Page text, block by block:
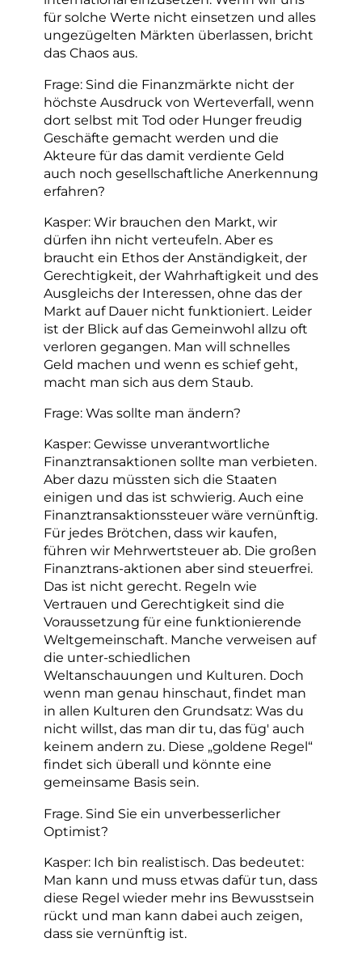
für solche Werte nicht einsetzen und alles
ungezügelten Märkten überlassen, bricht
das Chaos aus.
Frage: Sind die Finanzmärkte nicht der
höchste Ausdruck von Werteverfall, wenn
dort selbst mit Tod oder Hunger freudig
Geschäfte gemacht werden und die
Akteure für das damit verdiente Geld
auch noch gesellschaftliche Anerkennung
erfahren?
Kasper: Wir brauchen den Markt, wir
dürfen ihn nicht verteufeln. Aber es
braucht ein Ethos der Anständigkeit, der
Gerechtigkeit, der Wahrhaftigkeit und des
Ausgleichs der Interessen, ohne das der
Markt auf Dauer nicht funktioniert. Leider
ist der Blick auf das Gemeinwohl allzu oft
verloren gegangen. Man will schnelles
Geld machen und wenn es schief geht,
macht man sich aus dem Staub.
Frage: Was sollte man ändern?
Kasper: Gewisse unverantwortliche
Finanztransaktionen sollte man verbieten.
Aber dazu müssten sich die Staaten
einigen und das ist schwierig. Auch eine
Finanztransaktionssteuer wäre vernünftig.
Für jedes Brötchen, dass wir kaufen,
führen wir Mehrwertsteuer ab. Die großen
Finanztrans-aktionen aber sind steuerfrei.
Das ist nicht gerecht. Regeln wie
Vertrauen und Gerechtigkeit sind die
Voraussetzung für eine funktionierende
Weltgemeinschaft. Manche verweisen auf
die unter-schiedlichen
Weltanschauungen und Kulturen. Doch
wenn man genau hinschaut, findet man
in allen Kulturen den Grundsatz: Was du
nicht willst, das man dir tu, das füg' auch
keinem andern zu. Diese „goldene Regel“
findet sich überall und könnte eine
gemeinsame Basis sein.
Frage. Sind Sie ein unverbesserlicher
Optimist?
Kasper: Ich bin realistisch. Das bedeutet:
Man kann und muss etwas dafür tun, dass
diese Regel wieder mehr ins Bewusstsein
rückt und man kann dabei auch zeigen,
dass sie vernünftig ist.